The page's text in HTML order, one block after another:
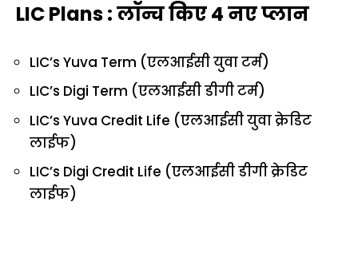
LIC Plans : लॉन्च किए 4 नए प्लान
LIC’s Yuva Term (एलआईसी युवा टर्म)
LIC’s Digi Term (एलआईसी डीगी टर्म)
LIC’s Yuva Credit Life (एलआईसी युवा क्रेडिट
लाईफ)
LIC’s Digi Credit Life (एलआईसी डीगी क्रेडिट
लाईफ)